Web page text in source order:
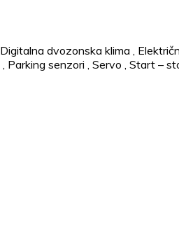
Digitalna dvozonska klima
Parking senzori Servo Start –